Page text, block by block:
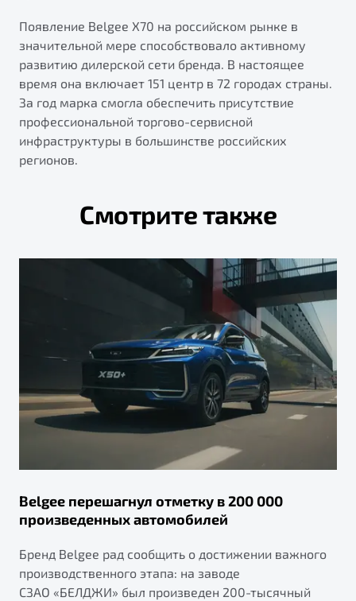
Появление Belgee X70 на российском рынке в
значительной мере способствовало активному
развитию дилерской сети бренда. В настоящее
время она включает 151 центр в 72 городах страны.
За год марка смогла обеспечить присутствие
профессиональной торгово-сервисной
инфраструктуры в большинстве российских
регионов.
Смотрите также
Belgee перешагнул отметку в 200 000
произведенных автомобилей
Бренд Belgee рад сообщить о достижении важного
производственного этапа: на заводе
СЗАО «БЕЛДЖИ» был произведен 200-тысячный